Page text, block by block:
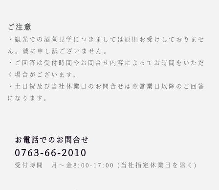
ご注意
・観光での酒蔵見学につきましては原則お受けしておりませ
ん。誠に申し訳ございません。
・ご回答は受付時間やお問合せ内容によってお時間をいただ
く場合がございます。
・土日祝及び当社休業日のお問合せは翌営業日以降のご回答
になります。
お電話でのお問合せ
0763-66-2010
受付時間 月～金8:00-17:00 (当社指定休業日を除く)